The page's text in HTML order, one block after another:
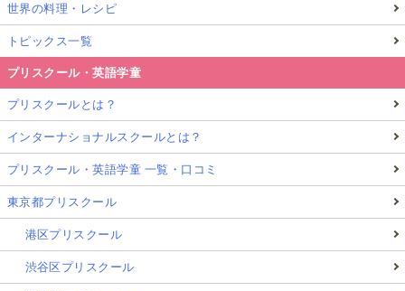
世界の料理・レシピ
トピックス一覧
プリスクール・英語学童
プリスクールとは？
インターナショナルスクールとは？
プリスクール・英語学童 一覧・口コミ
東京都プリスクール
港区プリスクール
渋谷区プリスクール